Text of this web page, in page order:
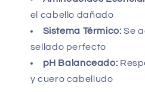
el cabello dañado
Sistema Térmico: Se
sellado perfecto
pH Balanceado:
y cuero cabelludo